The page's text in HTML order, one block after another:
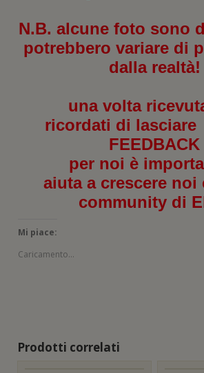
N.B. alcune foto sono
potrebbero variare di
dalla realtà!
una volta
ricordati di lasciare
FEEDBACK
per noi è
aiuta a crescere noi
community di
Mi piace:
Caricamento...
Prodotti correlati